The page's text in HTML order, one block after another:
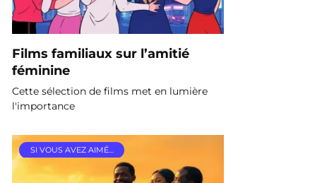
Films familiaux sur l’amitié
féminine
Cette sélection de films met en lumière
l'importance
SI VOUS AVEZ AIMÉ…